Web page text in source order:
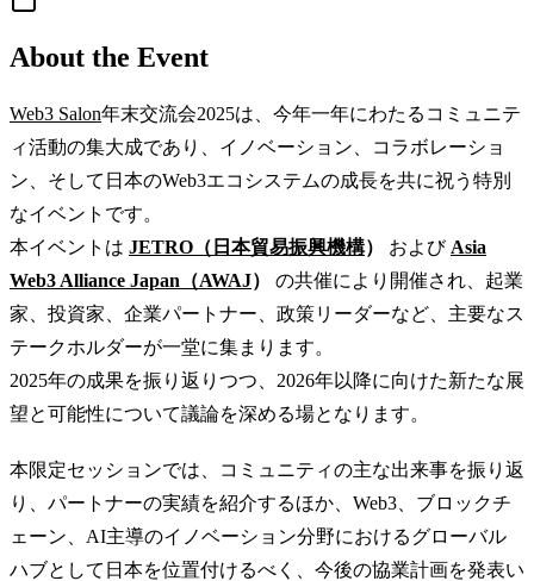
About the Event
Web3 Salon年末交流会2025は、今年一年にわたるコミュニテ
ィ活動の集大成であり、イノベーション、コラボレーショ
ン、そして日本のWeb3エコシステムの成長を共に祝う特別
なイベントです。
本イベントは JETRO（日本貿易振興機構） および Asia
Web3 Alliance Japan（AWAJ）
の共催により開催され、起業
家、投資家、企業パートナー、政策リーダーなど、主要なス
テークホルダーが一堂に集まります。
2025年の成果を振り返りつつ、2026年以降に向けた新たな展
望と可能性について議論を深める場となります。
​本限定セッションでは、コミュニティの主な出来事を振り返
り、パートナーの実績を紹介するほか、Web3、ブロックチ
ェーン、AI主導のイノベーション分野におけるグローバル
ハブとして日本を位置付けるべく、今後の協業計画を発表い